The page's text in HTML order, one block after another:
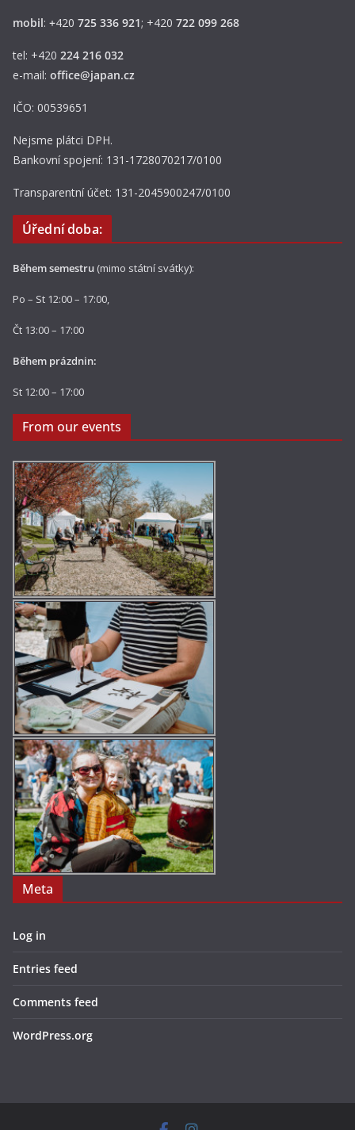
mobil: +420 725 336 921; +420 722 099 268
tel: +420 224 216 032
e-mail: office@japan.cz
IČO: 00539651
Nejsme plátci DPH.
Bankovní spojení: 131-1728070217/0100
Transparentní účet: 131-2045900247/0100
Úřední doba:
Během semestru (mimo státní svátky):
Po – St 12:00 – 17:00,
Čt 13:00 – 17:00
Během prázdnin:
St 12:00 – 17:00
From our events
Meta
Log in
Entries feed
Comments feed
WordPress.org